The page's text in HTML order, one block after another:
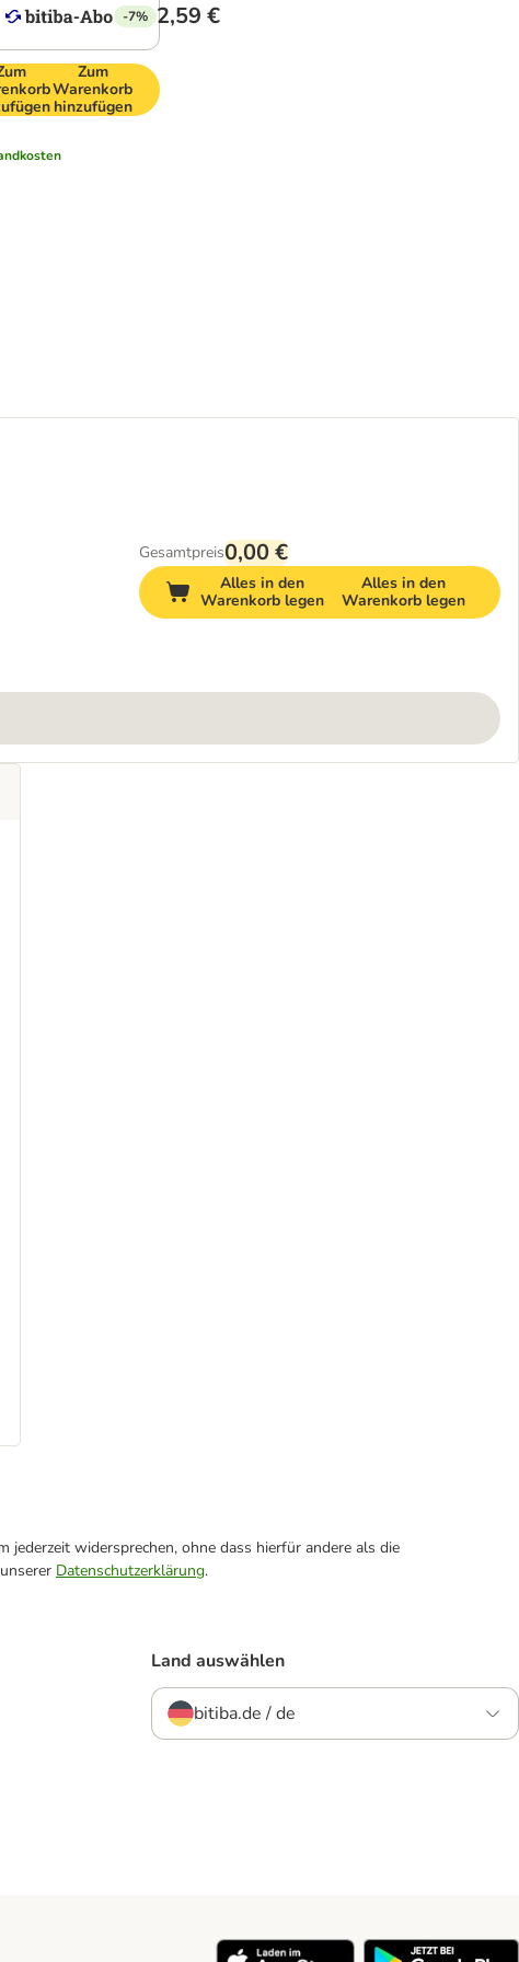
-7% 2,59 €
Zum
Warenkorb
hinzufügen
Gesamtpreis0,00 €
Alles in den
Warenkorb legen
Alles in den
Warenkorb legen
widersprechen, ohne dass hierfür andere als die
Datenschutzerklärung.
Land auswählen
bitiba.de / de